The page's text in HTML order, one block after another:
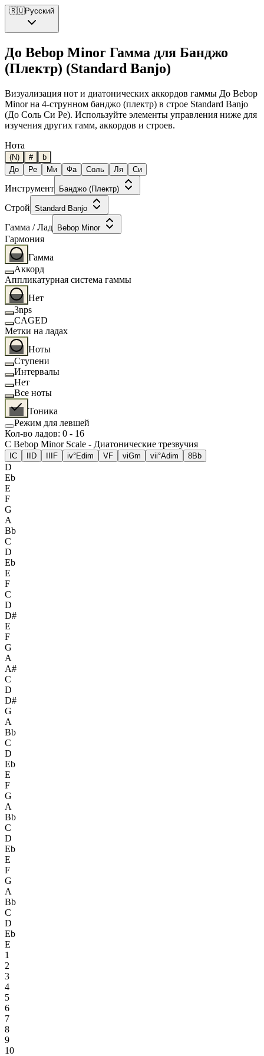
🇷🇺Русский
До Bebop Minor Гамма для Банджо
(Плектр) (Standard Banjo)
Визуализация нот и диатонических аккордов гаммы До Bebop
Minor на 4-струнном банджо (плектр) в строе Standard Banjo
(До Соль Си Ре). Используйте элементы управления ниже для
изучения других гамм, аккордов и строев.
Нота
(N) #
b
До
Ре Ми Фа Соль Ля Си
Инструмент Банджо (Плектр)
Строй Standard Banjo
Гамма / Лад Bebop Minor
Гармония
Гамма
Аккорд
Аппликатурная система гаммы
Нет
3nps
CAGED
Метки на ладах
Ноты
Ступени
Интервалы
Нет
Все ноты
Тоника
Режим для левшей
Кол-во ладов: 0 - 16
C Bebop Minor Scale - Диатонические трезвучия
C D F iv°Edim VF viGm vii°Adim 8Bb
D
Eb
E
F
G
A
Bb
C
D
Eb
E
F
C
D
D#
E
F
G
A
A#
C
D
D#
G
A
Bb
C
D
Eb
E
F
G
A
Bb
C
D
Eb
E
F
G
A
Bb
C
D
Eb
E
1
2
3
4
5
6
7
8
9
10